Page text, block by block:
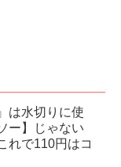
は水切りに使
ー】じゃない
れで110円はコ